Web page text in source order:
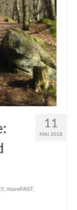
11
MAI 2018
, muveFAST,